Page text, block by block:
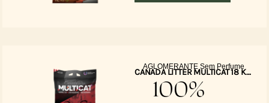
AGLOMERANTE Sem Perfume
CANADA LITTER MULTICAT 18 KG – Sem Perfume
100%